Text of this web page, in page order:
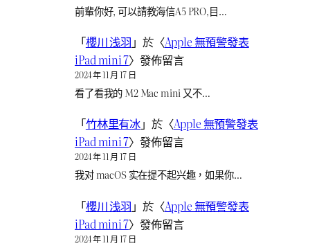
前輩你好, 可以請教海信A5 PRO,目…
「櫻川 浅羽 」於〈Apple 無預警發表
iPad mini 7〉發佈留言
2024 年 11 月 17 日
看了看我的 M2 Mac mini 又不…
「竹林里有冰」於〈Apple 無預警發表
iPad mini 7〉發佈留言
2024 年 11 月 17 日
我对 macOS 实在提不起兴趣，如果你…
「櫻川 浅羽 」於〈Apple 無預警發表
iPad mini 7〉發佈留言
2024 年 11 月 17 日